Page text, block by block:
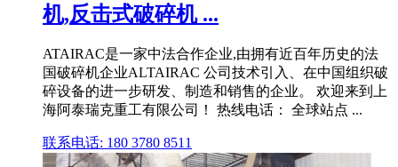
机,反击式破碎机 ...
ATAIRAC是一家中法合作企业,由拥有近百年历史的法
国破碎机企业ALTAIRAC 公司技术引入、在中国组织破
碎设备的进一步研发、制造和销售的企业。 欢迎来到上
海阿泰瑞克重工有限公司！ 热线电话： 全球站点 ...
联系电话: 180 3780 8511